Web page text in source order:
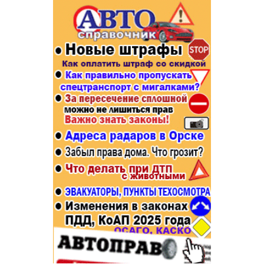
Афиша
Строительство и ремонт
Авто и мото
Рестораны, кафе, бары
Спорт Фитнес
Недвижимость
Красота Косметология
Телекоммуникации и связь
Торговля
Бизнес и финансы
Юристы, Экспертиза, Страхование
Ремонт
Социальные организации
Это интересно
Администрация
Популярное →
Строительство и ремонт